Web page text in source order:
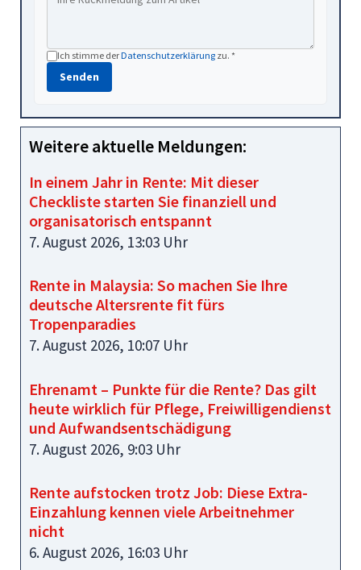
Ich stimme derDatenschutzerklärung zu. *
Senden
Weitere aktuelle Meldungen:
In einem Jahr in Rente: Mit dieser
Checkliste starten Sie finanziell und
organisatorisch entspannt
7. August 2026, 13:03 Uhr
Rente in Malaysia: So machen Sie Ihre
deutsche Altersrente fit fürs
Tropenparadies
7. August 2026, 10:07 Uhr
Ehrenamt – Punkte für die Rente? Das gilt
heute wirklich für Pflege, Freiwilligendienst
und Aufwandsentschädigung
7. August 2026, 9:03 Uhr
Rente aufstocken trotz Job: Diese Extra-
Einzahlung kennen viele Arbeitnehmer
nicht
6. August 2026, 16:03 Uhr